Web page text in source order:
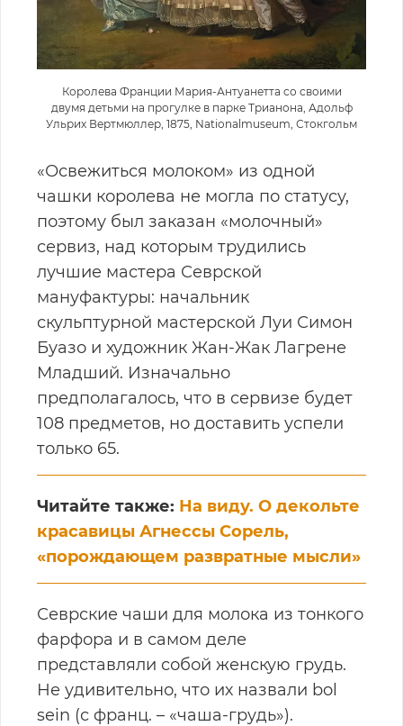
Королева Франции Мария-Антуанетта со своими
двумя детьми на прогулке в парке Трианона, Адольф
Ульрих Вертмюллер, 1875, Nationalmuseum, Стокгольм
«Освежиться молоком» из одной
чашки королева не могла по статусу,
поэтому был заказан «молочный»
сервиз, над которым трудились
лучшие мастера Севрской
мануфактуры: начальник
скульптурной мастерской Луи Симон
Буазо и художник Жан-Жак Лагрене
Младший. Изначально
предполагалось, что в сервизе будет
108 предметов, но доставить успели
только 65.
Читайте также: На виду. О декольте
красавицы Агнессы Сорель,
«порождающем развратные мысли»
Севрские чаши для молока из тонкого
фарфора и в самом деле
представляли собой женскую грудь.
Не удивительно, что их назвали bol
sein (с франц. – «чаша-грудь»).